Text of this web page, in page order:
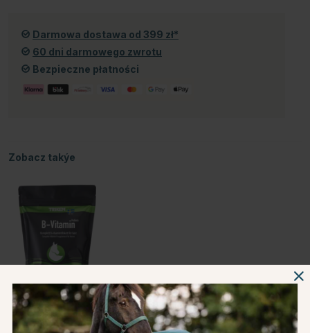
Darmowa dostawa od 399 zł*
60 dni darmowego zwrotu
Bezpieczne płatności
Zobacz takýe
1kg